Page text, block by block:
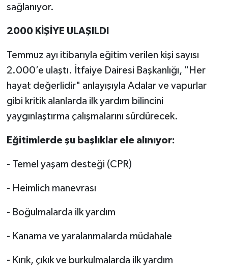
sağlanıyor.
2000 KİŞİYE ULAŞILDI
Temmuz ayı itibarıyla eğitim verilen kişi sayısı
2.000’e ulaştı. İtfaiye Dairesi Başkanlığı, "Her
hayat değerlidir" anlayışıyla Adalar ve vapurlar
gibi kritik alanlarda ilk yardım bilincini
yaygınlaştırma çalışmalarını sürdürecek.
Eğitimlerde şu başlıklar ele alınıyor:
- Temel yaşam desteği (CPR)
- Heimlich manevrası
- Boğulmalarda ilk yardım
- Kanama ve yaralanmalarda müdahale
- Kırık, çıkık ve burkulmalarda ilk yardım